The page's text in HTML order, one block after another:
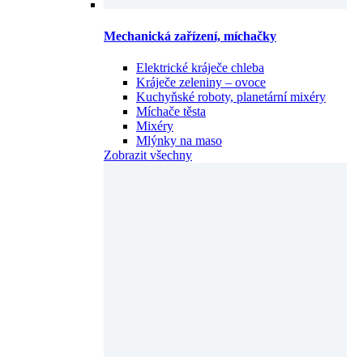
Mechanická zařízení, míchačky
Elektrické kráječe chleba
Kráječe zeleniny – ovoce
Kuchyňské roboty, planetární mixéry
Míchače těsta
Mixéry
Mlýnky na maso
Zobrazit všechny